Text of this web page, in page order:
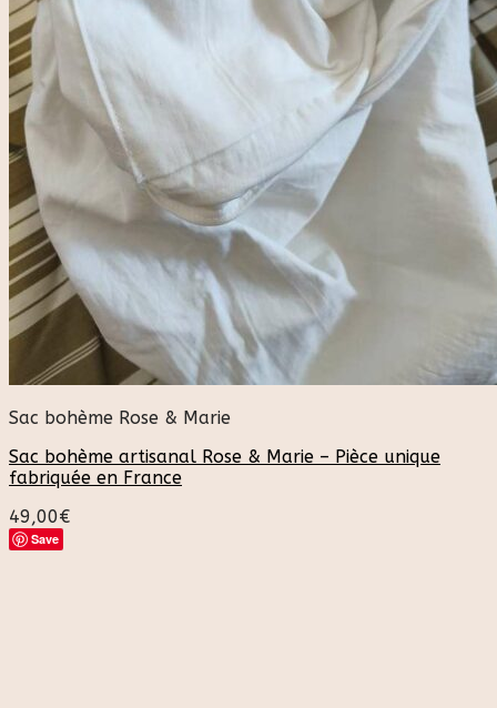
Sac bohème Rose & Marie
Sac bohème artisanal Rose & Marie – Pièce unique
fabriquée en France
49,00€
Save